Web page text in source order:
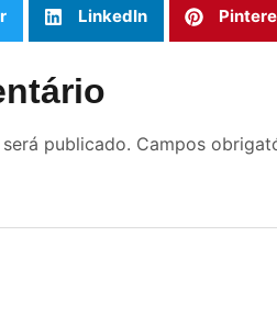
LinkedIn
publicado. Campos